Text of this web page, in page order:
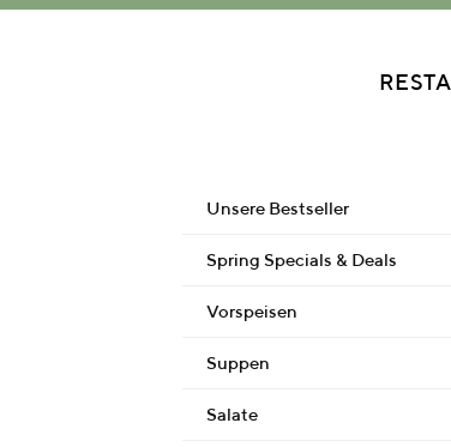
Unsere Bestseller
Spring Specials & Deals
Vorspeisen
Suppen
Salate